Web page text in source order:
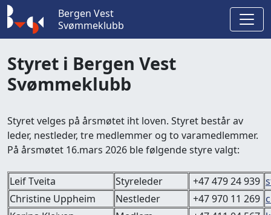
Bergen Vest
Svømmeklubb
Styret i Bergen Vest
Svømmeklubb
Styret velges på årsmøtet iht loven. Styret består av
leder, nestleder, tre medlemmer og to varamedlemmer.
På årsmøtet 16.mars 2026 ble følgende styre valgt:
Leif Tveita Styreleder +47 479 24 939
Christine Uppheim
Nestleder +47 970 11 269